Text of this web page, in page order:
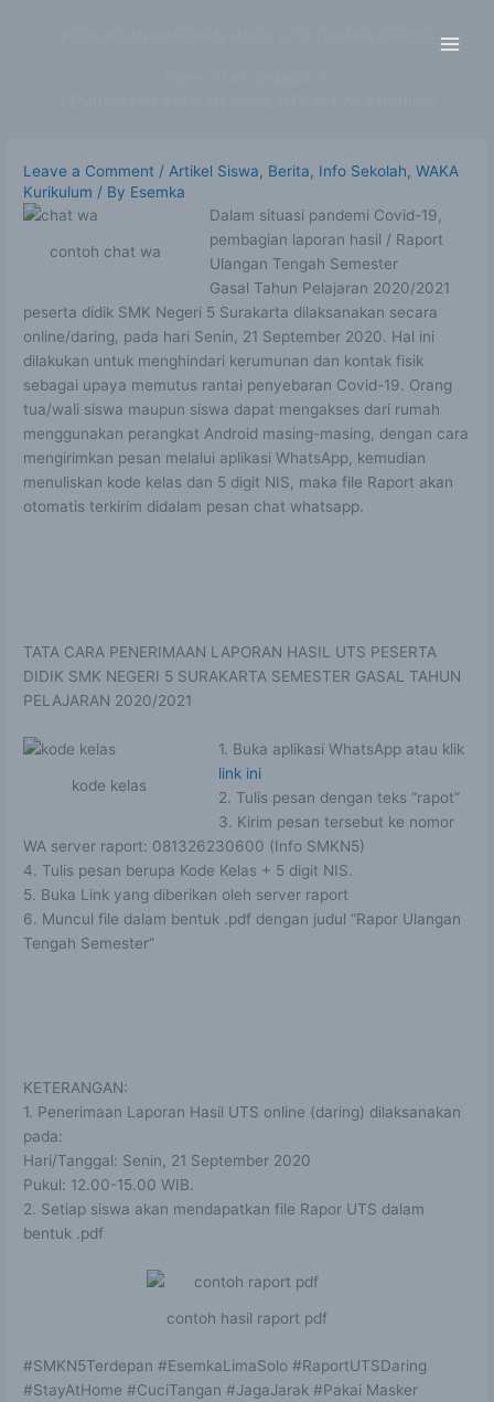
Leave a Comment /Artikel Siswa, Berita, Info Sekolah,WAKA
Kurikulum / By Esemka
contoh chat wa
Dalam situasi pandemi Covid-19,
pembagian laporan hasil / Raport
Ulangan Tengah Semester
Gasal Tahun Pelajaran 2020/2021
peserta didik SMK Negeri 5 Surakarta dilaksanakan secara
online/daring, pada hari Senin, 21 September 2020. Hal ini
dilakukan untuk menghindari kerumunan dan kontak fisik
sebagai upaya memutus rantai penyebaran Covid-19. Orang
tua/wali siswa maupun siswa dapat mengakses dari rumah
menggunakan perangkat Android masing-masing, dengan cara
mengirimkan pesan melalui aplikasi WhatsApp, kemudian
menuliskan kode kelas dan 5 digit NIS, maka file Raport akan
otomatis terkirim didalam pesan chat whatsapp.
TATA CARA PENERIMAAN LAPORAN HASIL UTS PESERTA
DIDIK SMK NEGERI 5 SURAKARTA SEMESTER GASAL TAHUN
PELAJARAN 2020/2021
kode kelas
1. Buka aplikasi WhatsApp atau klik
link ini
2. Tulis pesan dengan teks “rapot”
3. Kirim pesan tersebut ke nomor
WA server raport: 081326230600 (Info SMKN5)
4. Tulis pesan berupa Kode Kelas + 5 digit NIS.
5. Buka Link yang diberikan oleh server raport
6. Muncul file dalam bentuk .pdf dengan judul “Rapor Ulangan
Tengah Semester”
KETERANGAN:
1. Penerimaan Laporan Hasil UTS online (daring) dilaksanakan
pada:
Hari/Tanggal: Senin, 21 September 2020
Pukul: 12.00-15.00 WIB.
2. Setiap siswa akan mendapatkan file Rapor UTS dalam
bentuk .pdf
contoh hasil raport pdf
#SMKN5Terdepan #EsemkaLimaSolo #RaportUTSDaring
#StayAtHome #CuciTangan #JagaJarak #Pakai Masker